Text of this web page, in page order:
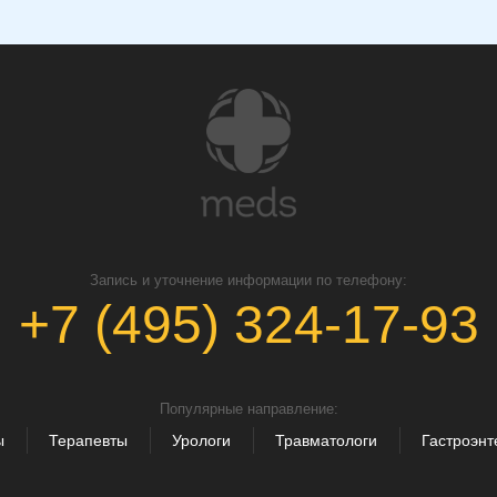
Запись и уточнение информации по телефону:
+7 (495) 324-17-93
Популярные направление:
Терапевты Урологи Травматологи